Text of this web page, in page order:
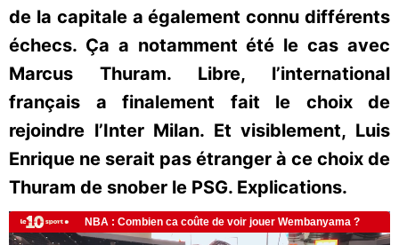
de la capitale a également connu différents
échecs. Ça a notamment été le cas avec
Marcus Thuram. Libre, l’international
français a finalement fait le choix de
rejoindre l’Inter Milan. Et visiblement, Luis
Enrique ne serait pas étranger à ce choix de
Thuram de snober le PSG. Explications.